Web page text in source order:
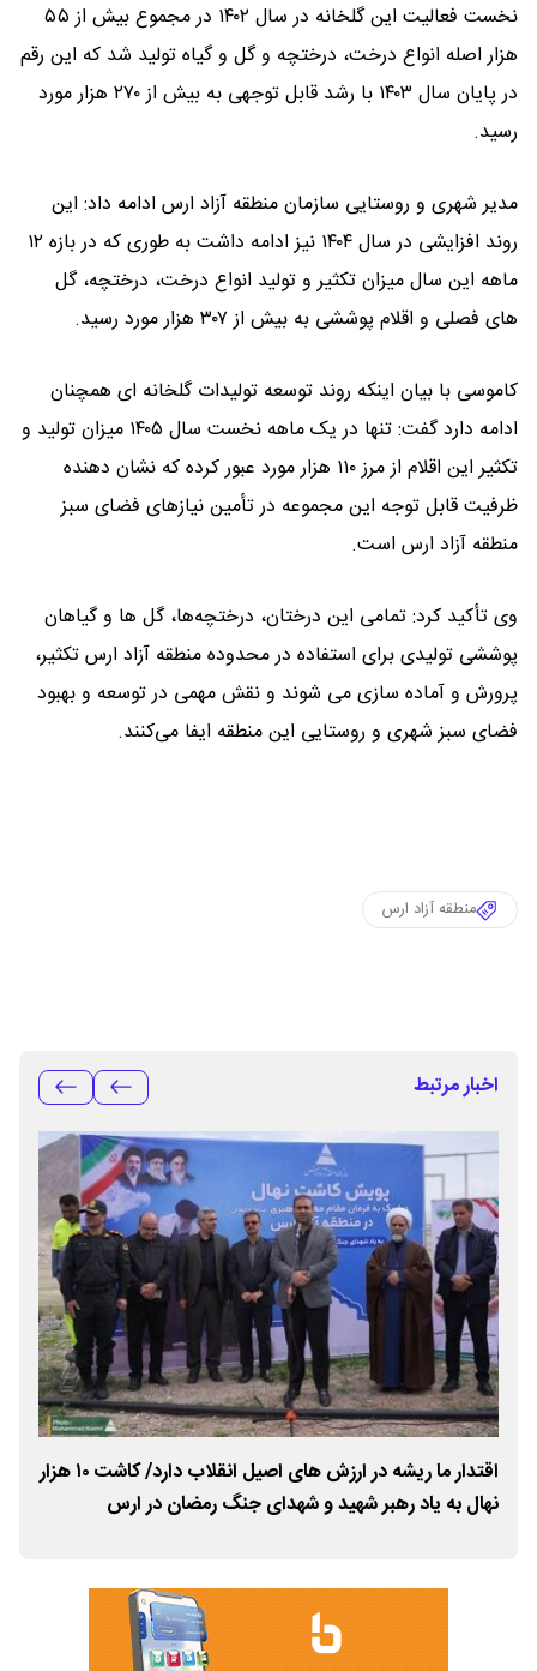
نخست فعالیت این گلخانه در سال ۱۴۰۲ در مجموع بیش از ۵۵
هزار اصله انواع درخت، درختچه و گل و گیاه تولید شد که این رقم
در پایان سال ۱۴۰۳ با رشد قابل توجهی به بیش از ۲۷۰ هزار مورد
رسید.
مدیر شهری و روستایی سازمان منطقه آزاد ارس ادامه داد: این
روند افزایشی در سال ۱۴۰۴ نیز ادامه داشت به طوری که در بازه ۱۲
ماهه این سال میزان تکثیر و تولید انواع درخت، درختچه، گل‌
های فصلی و اقلام پوششی به بیش از ۳۰۷ هزار مورد رسید.
کاموسی با بیان اینکه روند توسعه تولیدات گلخانه ‌ای همچنان
ادامه دارد گفت: تنها در یک ماهه نخست سال ۱۴۰۵ میزان تولید و
تکثیر این اقلام از مرز ۱۱۰ هزار مورد عبور کرده که نشان‌ دهنده
ظرفیت قابل توجه این مجموعه در تأمین نیازهای فضای سبز
منطقه آزاد ارس است.
وی تأکید کرد: تمامی این درختان، درختچه‌ها، گل‌ ها و گیاهان
پوششی تولیدی برای استفاده در محدوده منطقه آزاد ارس تکثیر،
پرورش و آماده‌ سازی می ‌شوند و نقش مهمی در توسعه و بهبود
فضای سبز شهری و روستایی این منطقه ایفا می‌کنند.
منطقه آزاد ارس
اخبار مرتبط
اقتدار ما ریشه در ارزش ‌های اصیل انقلاب دارد/ کاشت ۱۰ هزار
نهال به یاد رهبر شهید و شهدای جنگ رمضان در ارس